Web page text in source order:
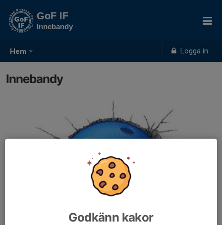
Hem Logga in
GoF IF
Innebandy
Innebandy
Godkänn kakor